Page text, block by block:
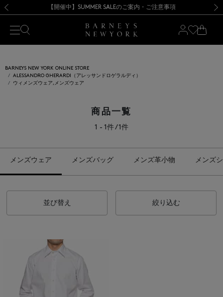
熊本県を中心とした地震の影響によるお荷物のお届けについて
【開催中】SUMMER SALEのご案内・ご注意事項
BARNEYS NEW YORK ONLINE STORE
ALESSANDRO GHERARDI（アレッサンドロゲラルディ）
ウィメンズウェア,メンズウェア
商品一覧
1 - 1件 / 1件
メンズウェア メンズバッグ メンズ革小物 メンズ
並び替え 絞り込む